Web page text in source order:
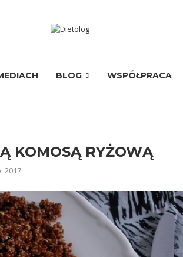
BLOG WSPÓŁPRACA
KOMOSĄ RYŻOWĄ
2017